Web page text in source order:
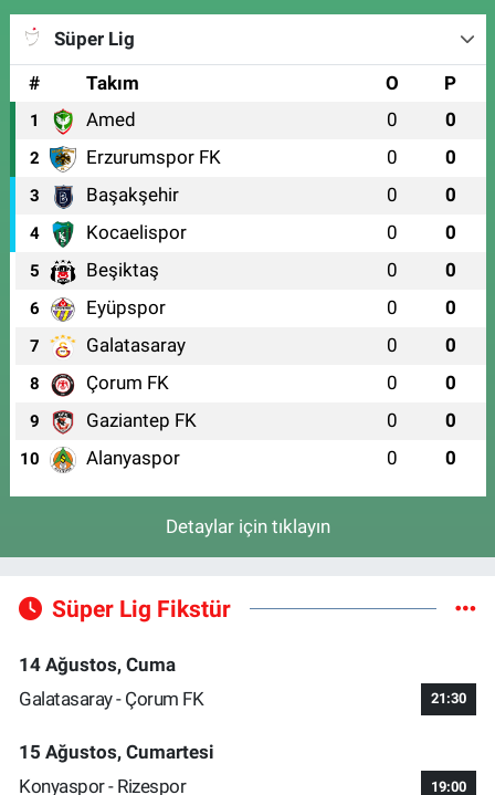
Süper Lig
#
Takım O P
1 Amed 0 0
2 Erzurumspor FK 0 0
3 Başakşehir 0 0
4 Kocaelispor 0 0
5 Beşiktaş 0 0
6 Eyüpspor 0 0
7 Galatasaray 0 0
8 Çorum FK 0 0
9 Gaziantep FK 0 0
10 Alanyaspor 0 0
Detaylar için tıklayın
Süper Lig Fikstür
14 Ağustos, Cuma
Galatasaray - Çorum FK
21:30
15 Ağustos, Cumartesi
Konyaspor - Rizespor
19:00